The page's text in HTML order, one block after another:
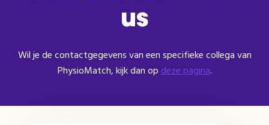
us
Wil je de contactgegevens van een specifieke collega van
PhysioMatch, kijk dan op deze pagina.